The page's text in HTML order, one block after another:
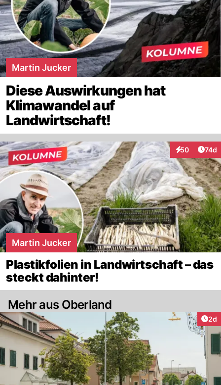
Martin Jucker
Diese Auswirkungen hat
Klimawandel auf
Landwirtschaft!
50
Interaktionen
74d
Martin Jucker
Plastikfolien in Landwirtschaft – das
steckt dahinter!
Mehr aus Oberland
2d